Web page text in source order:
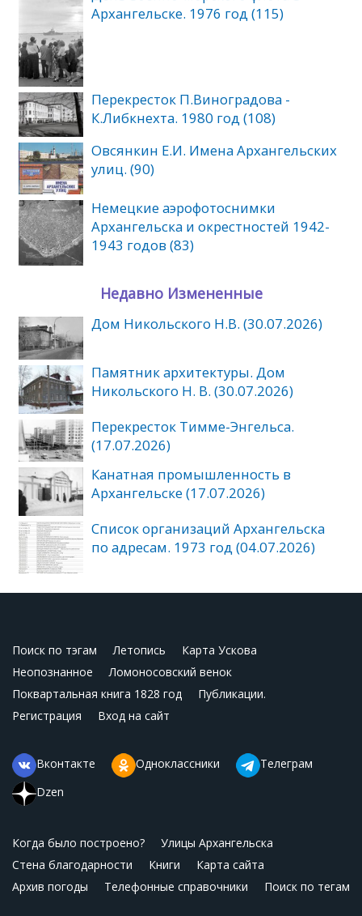
Архангельске. 1976 год (115)
Перекресток П.Виноградова -
К.Либкнехта. 1980 год (108)
Овсянкин Е.И. Имена Архангельских
улиц. (90)
Немецкие аэрофотоснимки
Архангельска и окрестностей 1942-
1943 годов (83)
Недавно Измененные
Дом Никольского Н.В. (30.07.2026)
Памятник архитектуры. Дом
Никольского Н. В. (30.07.2026)
Перекресток Тимме-Энгельса.
(17.07.2026)
Канатная промышленность в
Архангельске (17.07.2026)
Список организаций Архангельска
по адресам. 1973 год (04.07.2026)
Поиск по тэгам Летопись
Карта Ускова
Неопознанное
Ломоносовский венок
Поквартальная книга 1828 год
Публикации.
Регистрация
Вход на сайт
Вконтакте Одноклассники
Телеграм
Dzen
Когда было построено?
Улицы Архангельска
Стена благодарности
Книги
Карта сайта
Архив погоды
Телефонные справочники Поиск по тегам